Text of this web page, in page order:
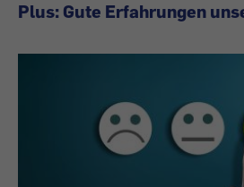
Plus: Gute Erfahrungen